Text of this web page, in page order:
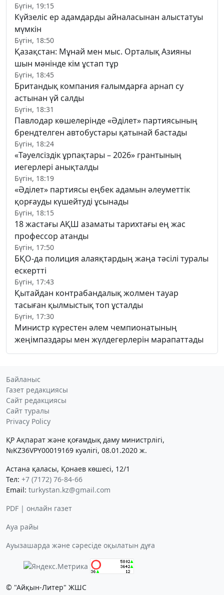
Бүгін, 19:15
Күйзеліс ер адамдарды айналасынан алыстатуы
мүмкін
Бүгін, 18:50
Қазақстан: Мұнай мен мыс. Орталық Азияны
шын мәнінде кім ұстап тұр
Бүгін, 18:45
Британдық компания ғалымдарға арнап су
астынан үй салды
Бүгін, 18:31
Павлодар көшелерінде «Әділет» партиясының
брендтелген автобустары қатынай бастады
Бүгін, 18:24
«Тәуелсіздік ұрпақтары – 2026» грантының
иегерлері анықталды
Бүгін, 18:19
«Әділет» партиясы еңбек адамын әлеуметтік
қорғауды күшейтуді ұсынады
Бүгін, 18:15
18 жастағы АҚШ азаматы тарихтағы ең жас
профессор атанды
Бүгін, 17:50
БҚО-да полиция алаяқтардың жаңа тәсілі туралы
ескертті
Бүгін, 17:43
Қытайдан контрабандалық жолмен тауар
тасыған қылмыстық топ ұсталды
Бүгін, 17:30
Министр күрестен әлем чемпионатының
жеңімпаздары мен жүлдегерлерін марапаттады
Байланыс
Газет редакциясы
Сайт редакциясы
Сайт туралы
Privacy Policy
ҚР Ақпарат және қоғамдық даму министрлігі,
№KZ36VPY00019169 куәлігі, 08.01.2020 ж.
Астана қаласы, Қонаев көшесі, 12/1
Тел: +7 (7172) 76-84-66
Email: turkystan.kz@gmail.com
PDF | онлайн газет
Ауа райы
Ауызашарда және сәресіде оқылатын дұға
© "Айқын-Литер" ЖШС